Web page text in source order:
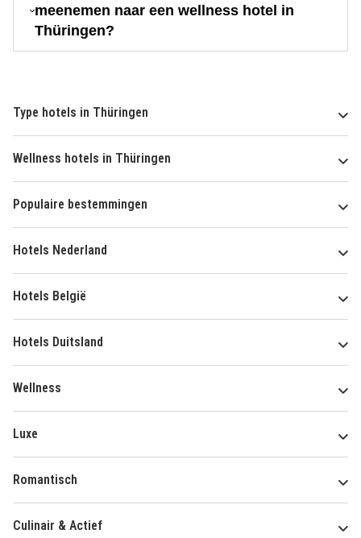
meenemen naar een wellness hotel in
Thüringen?
Type hotels in Thüringen
Wellness hotels in Thüringen
Populaire bestemmingen
Hotels Nederland
Hotels België
Hotels Duitsland
Wellness
Luxe
Romantisch
Culinair & Actief